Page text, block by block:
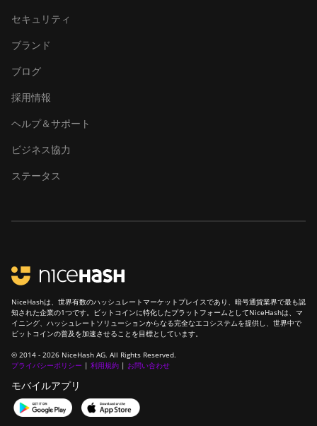
セキュリティ
ブランド
ブログ
採用情報
ヘルプ＆サポート
ビジネス協力
ステータス
NiceHashは、世界有数のハッシュレートマーケットプレイスであり、暗号通貨業界で最も認
知された企業の1つです。ビットコインに特化したプラットフォームとしてNiceHashは、マ
イニング、ハッシュレートソリューションからなる完全なエコシステムを提供し、世界中で
ビットコインの普及を加速させることを目標としています。
© 2014 - 2026 NiceHash AG. All Rights Reserved.
プライバシーポリシー | 利用規約 | お問い合わせ
モバイルアプリ